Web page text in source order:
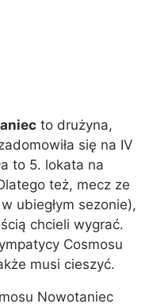
to drużyna,
się na IV
to 5. lokata na
też, mecz ze
ubiegłym sezonie),
chcieli wygrać.
Cosmosu
musi cieszyć.
Nowotaniec